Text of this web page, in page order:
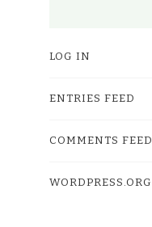
LOG IN
ENTRIES FEED
COMMENTS FEED
WORDPRESS.ORG